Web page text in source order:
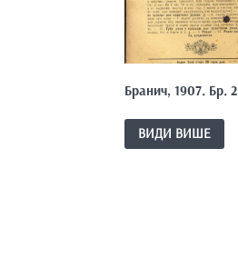
Бранич, 1907. Бр. 2
ВИДИ ВИШЕ